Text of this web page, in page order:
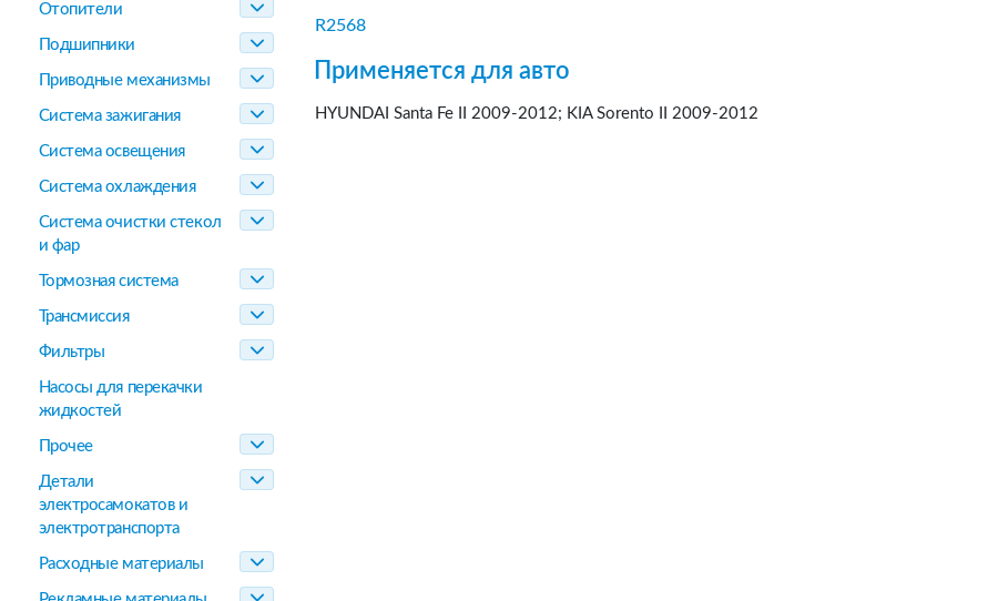
Отопители
Подшипники
Приводные механизмы
Система зажигания
Система освещения
Система охлаждения
Система очистки стекол
и фар
Тормозная система
Трансмиссия
Фильтры
Насосы для перекачки
жидкостей
Прочее
Детали
электросамокатов и
электротранспорта
Расходные материалы
R2568
Применяется для авто
HYUNDAI Santa Fe II 2009-2012; KIA Sorento II 2009-2012